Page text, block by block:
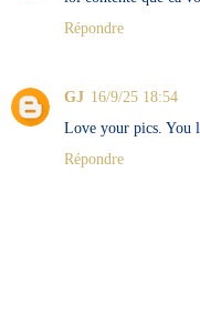
Répondre
GJ 16/9/25 18:54
Love your pics. You
Répondre